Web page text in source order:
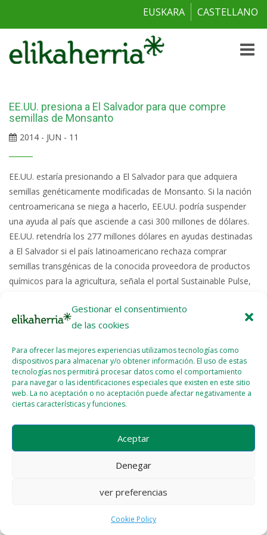
Gestionar el consentimiento
de las cookies
Para ofrecer las mejores experiencias utilizamos tecnologías como
dispositivos para almacenar y/o obtener información. El uso de estas
tecnologías nos permitirá procesar datos como el comportamiento
para navegar o las identificaciones especiales que existen en este sitio
web. La no aceptación o no aceptación puede afectar negativamente a
ciertas características y funciones.
Aceptar
Denegar
ver preferencias
Cookie Policy
EUSKARA CASTELLANO
Toggle
EE.UU. presiona a El Salvador para que compre
semillas de Monsanto
2014 - JUN - 11
EE.UU. estaría presionando a El Salvador para que adquiera
semillas genéticamente modificadas de Monsanto. Si la nación
centroamericana se niega a hacerlo, EE.UU. podría suspender
una ayuda al país que asciende a casi 300 millones de dólares.
EE.UU. retendría los 277 millones dólares en ayudas destinadas
a El Salvador si el país latinoamericano rechaza comprar
semillas transgénicas de la conocida proveedora de productos
químicos para la agricultura, señala el portal Sustainable Pulse,
Read More >>